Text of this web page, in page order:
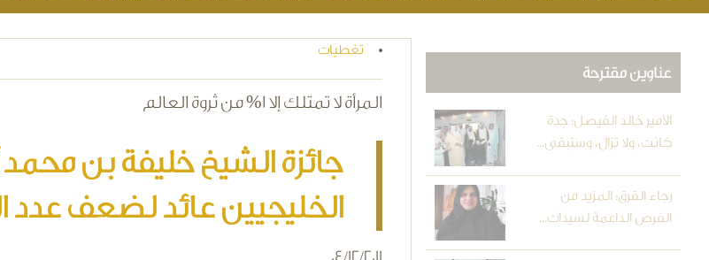
You are here
تغطيات
المرأة لا تمتلك إلا 1% من ثروة العالم
جائزة الشيخ خليفة بن محمد
الخليجيين عائد لضعف عدد
عناوين مقترحة
الأمير خالد الفيصل: جدة
كانت، ولا تزال، وستبقى...
رجاء القرق: المزيد من
الفرص الداعمة لسيدات...